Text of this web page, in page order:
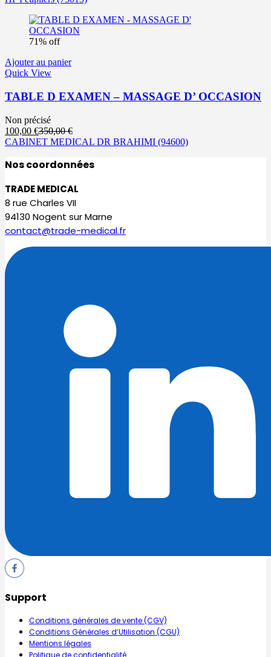
est :
50
000,00 €.
était :
71% off
Ajouter au panier
Quick View
TABLE D EXAMEN – MASSAGE D’ OCCASION
Non précisé
100,00 €Le
prix
est :
350,00€Le
prix
était :
CABINET MEDICAL DR BRAHIMI (94600)
Nos coordonnées
TRADE MEDICAL
8 rue Charles VII
94130 Nogent sur Marne
contact@trade-medical.fr
Support
Conditions générales de vente (CGV)
Conditions Générales d’Utilisation (CGU)
Mentions légales
Politique de confidentialité